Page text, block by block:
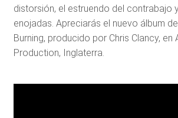
distorsión, el estruendo del contrabajo
enojadas. Apreciarás el nuevo álbum
Burning, producido por Chris Clancy, en
Production, Inglaterra.